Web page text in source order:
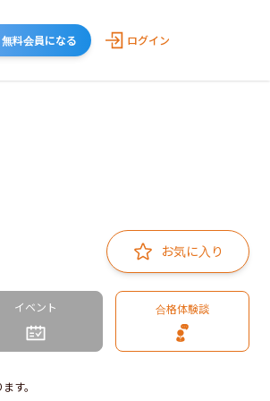
無料会員になる ログイン
お気に入り
イベント 合格体験談
す。